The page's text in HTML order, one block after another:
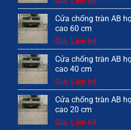
Cửa chống tràn AB
cao 60 cm
Giá: Liên hệ
Cửa chống tràn AB
cao 40 cm
Giá: Liên hệ
Cửa chống tràn AB
cao 20 cm
Giá: Liên hệ